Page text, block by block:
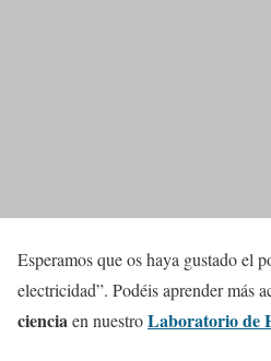
Esperamos que os haya gustado el
electricidad”. Podéis aprender más
cienciaen nuestroLaboratorio de